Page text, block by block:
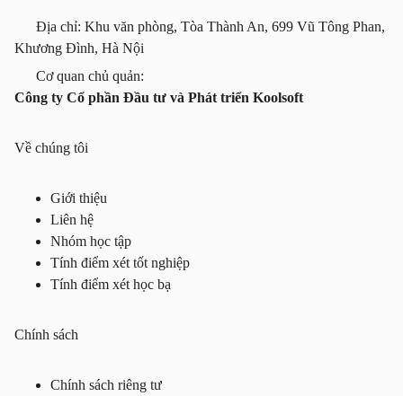
Địa chỉ: Khu văn phòng, Tòa Thành An, 699 Vũ Tông Phan,
Khương Đình, Hà Nội
Cơ quan chủ quản:
Công ty Cổ phần Đầu tư và Phát triển Koolsoft
Về chúng tôi
Giới thiệu
Liên hệ
Nhóm học tập
Tính điểm xét tốt nghiệp
Tính điểm xét học bạ
Chính sách
Chính sách riêng tư